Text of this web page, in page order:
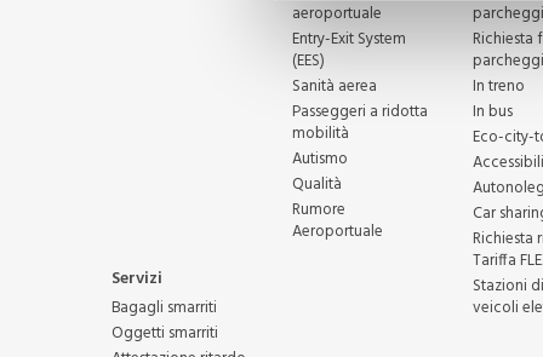
aeroportuale
Entry-Exit System
(EES)
Sanità aerea
Passeggeri a ridotta
mobilità
Autismo
Qualità
Rumore
Aeroportuale
Servizi
Bagagli smarriti
Oggetti smarriti
parcheggi
Richiesta
In treno
In bus
Eco-city-
Car
Richiesta
Tariffa
Stazioni
veicoli